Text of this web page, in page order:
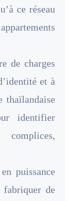
ce réseau
de charges
et à
identifier
puissance
de